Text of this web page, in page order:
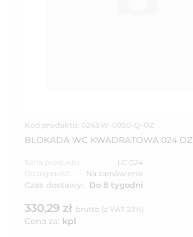
Kod produktu: 024SW-0050-Q-OZ
BLOKADA WC KWADRATOWA 024 OZ
Seria produktu:
LC 024
Dostępność:
Na zamówienie
Czas dostawy: Do 8 tygodni
330,29 zł brutto (z VAT 23%)
Cena za: kpl